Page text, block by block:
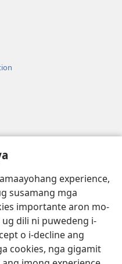
experience,
susamang mga
importante aron mo-
dili ni puwedeng i-
o i-decline ang
cookies, nga gigamit